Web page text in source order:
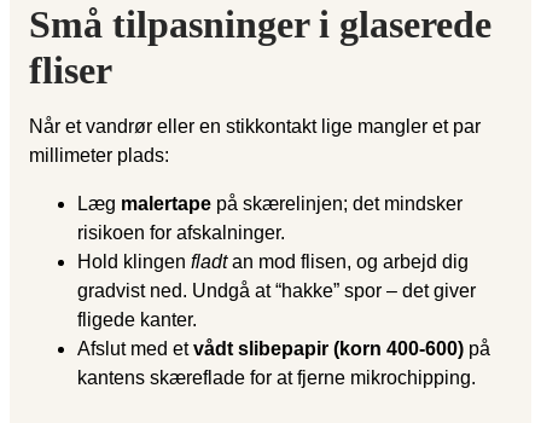
Små tilpasninger i glaserede
fliser
Når et vandrør eller en stikkontakt lige mangler et par
millimeter plads:
Læg malertape på skærelinjen; det mindsker
risikoen for afskalninger.
Hold klingen fladtan mod flisen, og arbejd dig
gradvist ned. Undgå at “hakke” spor – det giver
fligede kanter.
Afslut med etvådt slibepapir (korn 400-600) på
kantens skæreflade for at fjerne mikrochipping.